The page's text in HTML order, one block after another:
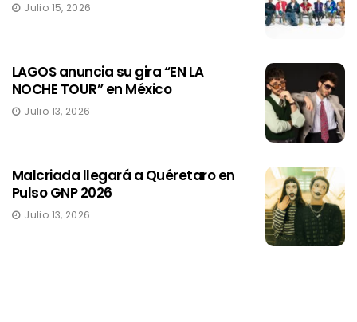
Julio 15, 2026
LAGOS anuncia su gira “EN LA
NOCHE TOUR” en México
Julio 13, 2026
Malcriada llegará a Quéretaro en
Pulso GNP 2026
Julio 13, 2026